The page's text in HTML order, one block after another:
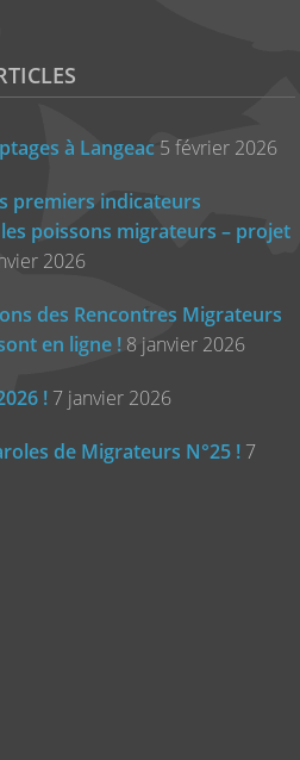
à Langeac 5 février 2026
premiers indicateurs
poissons migrateurs – projet
2026
des Rencontres Migrateurs
en ligne ! 8 janvier 2026
! 7 janvier 2026
de Migrateurs N°25 ! 7